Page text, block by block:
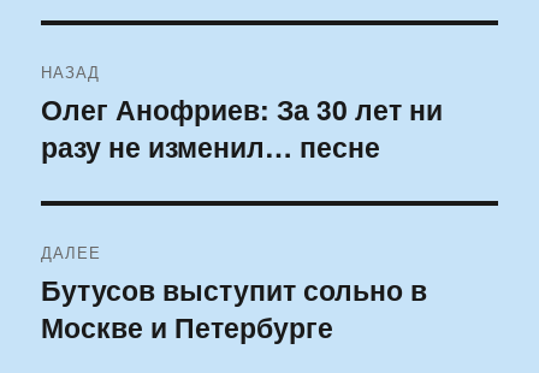
по
записям
НАЗАД
Предыдущая
запись:
Олег Анофриев: За 30 лет ни
разу не изменил… песне
ДАЛЕЕ
Следующая
запись:
Бутусов выступит сольно в
Москве и Петербурге